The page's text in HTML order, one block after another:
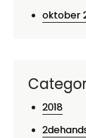
oktober
2018